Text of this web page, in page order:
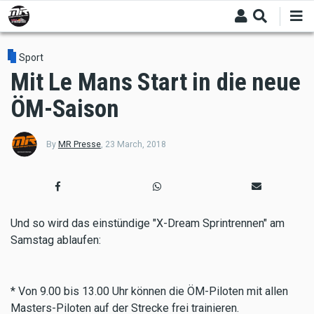
Skip
to
main
content
Sport
Mit Le Mans Start in die neue
ÖM-Saison
By MR Presse, 23 March, 2018
Und so wird das einstündige "X-Dream Sprintrennen" am
Samstag ablaufen:
* Von 9.00 bis 13.00 Uhr können die ÖM-Piloten mit allen
Masters-Piloten auf der Strecke frei trainieren.